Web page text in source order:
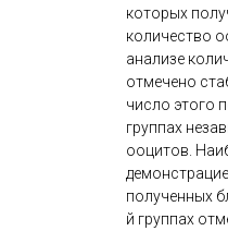
которых
количество
анализе
отмечено
число этого
группах
ооцитов.
полученных
й группах